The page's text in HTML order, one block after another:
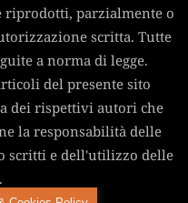
riprodotti, parzialmente o
scritta. Tutte
a norma di legge.
del presente sito
dei rispettivi autori che
la responsabilità delle
scritti e dell'utilizzo delle